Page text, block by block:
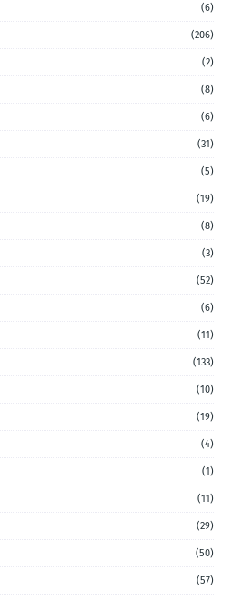
(6)
(206)
(2)
(8)
(6)
(31)
(5)
(19)
(8)
(3)
(52)
(6)
(11)
(133)
(10)
(19)
(4)
(1)
(11)
(29)
(50)
(57)